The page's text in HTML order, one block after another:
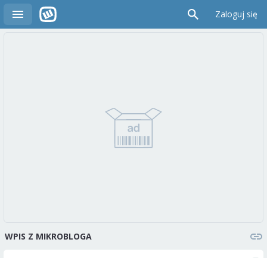
Zaloguj się
WPIS Z MIKROBLOGA